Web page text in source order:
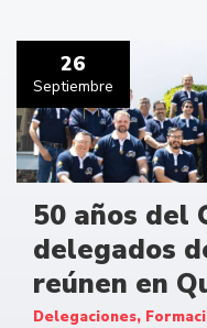
26
Septiembre
50 años del
delegados
reúnen en
Delegaciones,